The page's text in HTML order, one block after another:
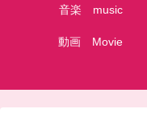
音楽 music
動画 Movie